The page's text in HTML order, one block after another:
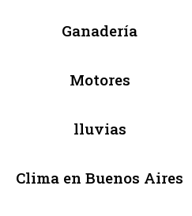
Ganadería
Motores
lluvias
Clima en Buenos Aires